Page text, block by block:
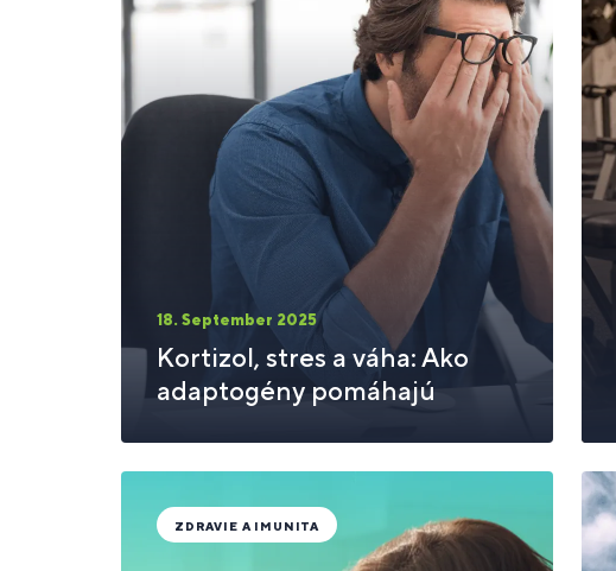
18. September 2025
Kortizol, stres a váha: Ako
adaptogény pomáhajú
ZDRAVIE A IMUNITA